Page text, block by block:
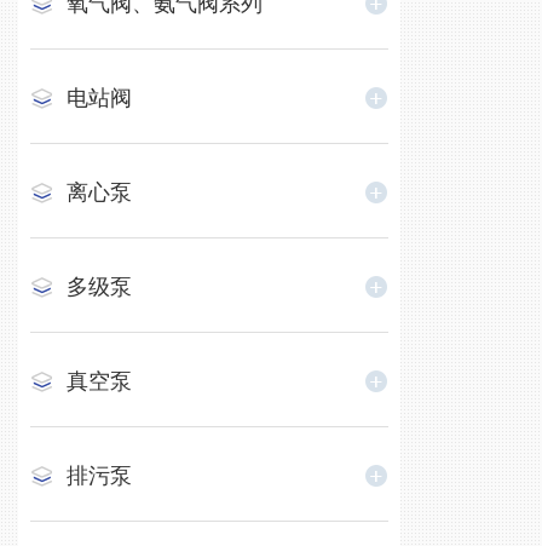
电站阀
离心泵
多级泵
真空泵
排污泵